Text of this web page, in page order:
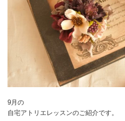
9月の
自宅アトリエレッスンのご紹介です。